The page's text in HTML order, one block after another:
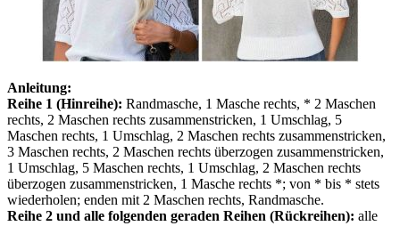
Anleitung:
Reihe 1 (Hinreihe): Randmasche, 1 Masche rechts, * 2 Maschen
rechts, 2 Maschen rechts zusammenstricken, 1 Umschlag, 5
Maschen rechts, 1 Umschlag, 2 Maschen rechts zusammenstricken,
3 Maschen rechts, 2 Maschen rechts überzogen zusammenstricken,
1 Umschlag, 5 Maschen rechts, 1 Umschlag, 2 Maschen rechts
überzogen zusammenstricken, 1 Masche rechts *; von * bis * stets
wiederholen; enden mit 2 Maschen rechts, Randmasche.
Reihe 2 und alle folgenden geraden Reihen (Rückreihen): alle